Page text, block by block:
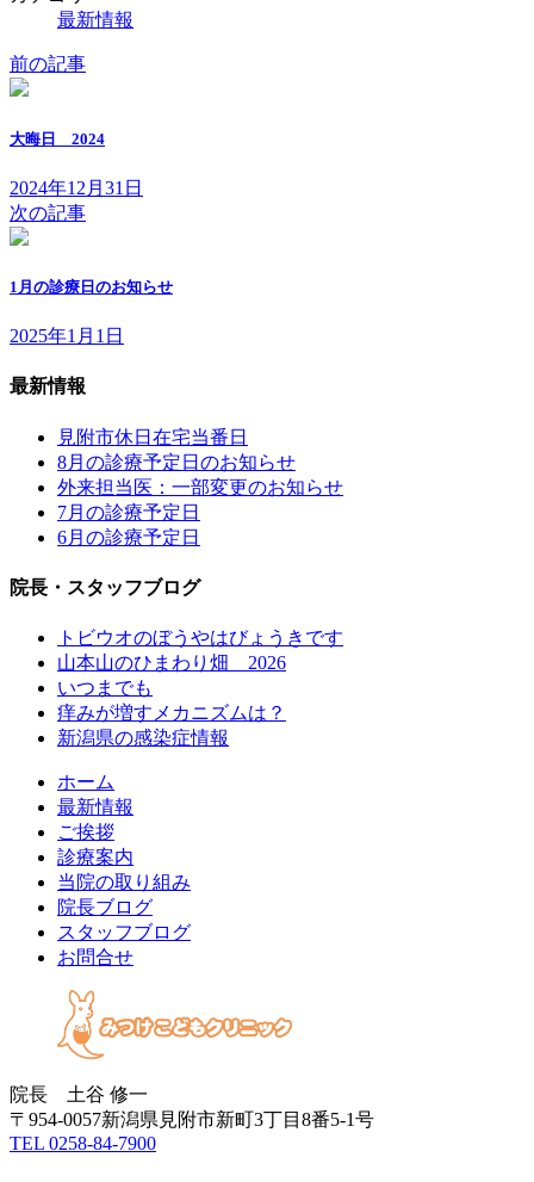
最新情報
前の記事
大晦日 2024
2024年12月31日
次の記事
1月の診療日のお知らせ
2025年1月1日
最新情報
見附市休日在宅当番日
8月の診療予定日のお知らせ
外来担当医：一部変更のお知らせ
7月の診療予定日
6月の診療予定日
院長・スタッフブログ
トビウオのぼうやはびょうきです
山本山のひまわり畑 2026
いつまでも
痒みが増すメカニズムは？
新潟県の感染症情報
ホーム
最新情報
ご挨拶
診療案内
当院の取り組み
院長ブログ
スタッフブログ
お問合せ
院長 土谷 修一
〒954-0057新潟県見附市新町3丁目8番5-1号
TEL 0258-84-7900